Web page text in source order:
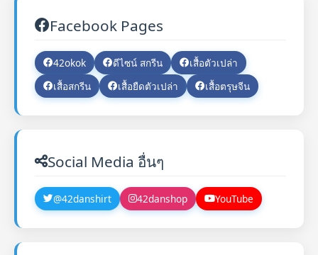
Facebook Pages
42okok ดีไซน์ สกรีน
เสื้อตัวเปล่า
เสื้อสกรีน
เสื้อยืดตัวเปล่า เสื้อตรุษจีน
Social Media อื่นๆ
@42danshirt 42danshop YouTube